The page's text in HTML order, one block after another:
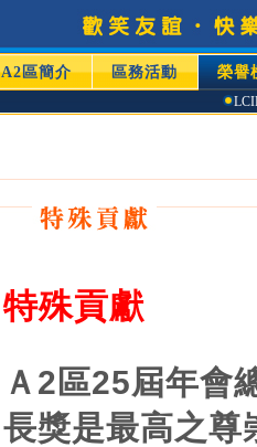
A2區簡介 區務活動 榮譽
特殊貢獻
Ａ2區25屆年會
長獎是最高之尊